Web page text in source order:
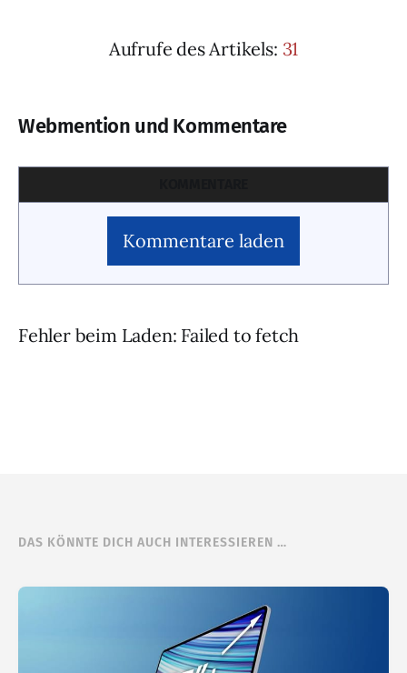
Aufrufe des Artikels: 31
Webmention und Kommentare
Kommentare laden
Fehler beim Laden: Failed to fetch
DAS KÖNNTE DICH AUCH INTERESSIEREN …